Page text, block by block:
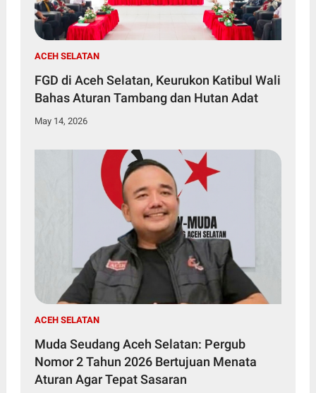
ACEH SELATAN
FGD di Aceh Selatan, Keurukon Katibul Wali
Bahas Aturan Tambang dan Hutan Adat
May 14, 2026
ACEH SELATAN
Muda Seudang Aceh Selatan: Pergub
Nomor 2 Tahun 2026 Bertujuan Menata
Aturan Agar Tepat Sasaran